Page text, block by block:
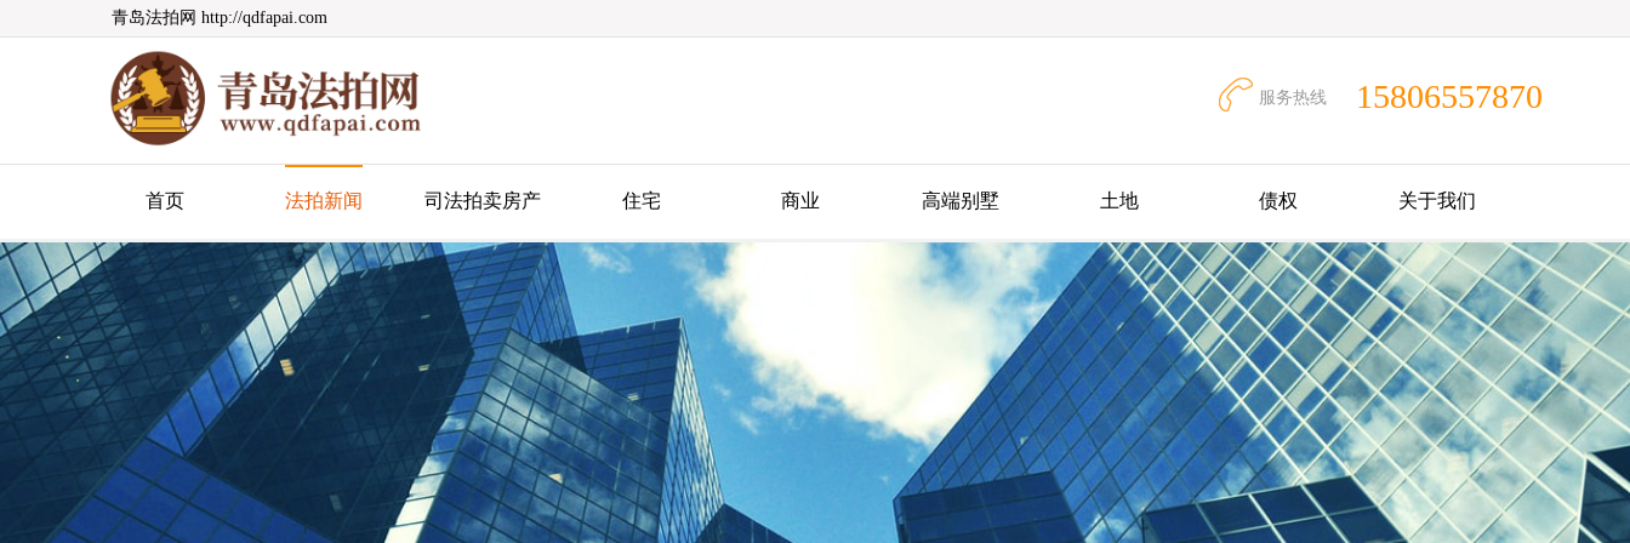
青岛法拍网 http://qdfapai.com
青岛法拍网 服务热线 15806557870
首页 法拍新闻 司法拍卖房产 住宅 商业 高端别墅 土地 债权 关于我们